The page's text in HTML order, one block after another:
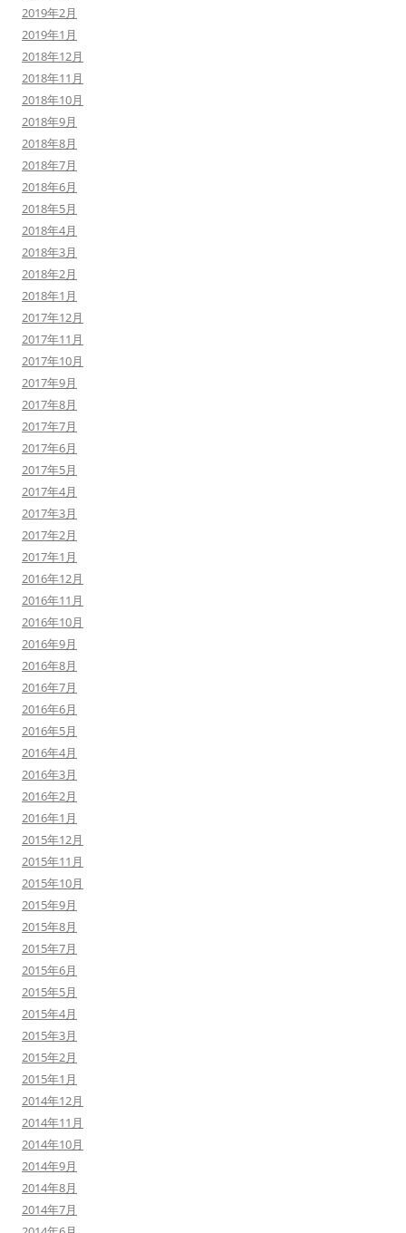
2019年2月
2019年1月
2018年12月
2018年11月
2018年10月
2018年9月
2018年8月
2018年7月
2018年6月
2018年5月
2018年4月
2018年3月
2018年2月
2018年1月
2017年12月
2017年11月
2017年10月
2017年9月
2017年8月
2017年7月
2017年6月
2017年5月
2017年4月
2017年3月
2017年2月
2017年1月
2016年12月
2016年11月
2016年10月
2016年9月
2016年8月
2016年7月
2016年6月
2016年5月
2016年4月
2016年3月
2016年2月
2016年1月
2015年12月
2015年11月
2015年10月
2015年9月
2015年8月
2015年7月
2015年6月
2015年5月
2015年4月
2015年3月
2015年2月
2015年1月
2014年12月
2014年11月
2014年10月
2014年9月
2014年8月
2014年7月